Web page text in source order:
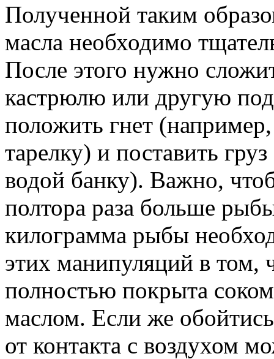
Полученной таким
масла необходимо
После этого нужно
кастрюлю или другую
положить гнет
тарелку) и поставить
водой банку). Важно,
полтора раза больше
килограмма рыбы
этих манипуляций в том,
полностью покрыта
маслом. Если же
от контакта с воздухом